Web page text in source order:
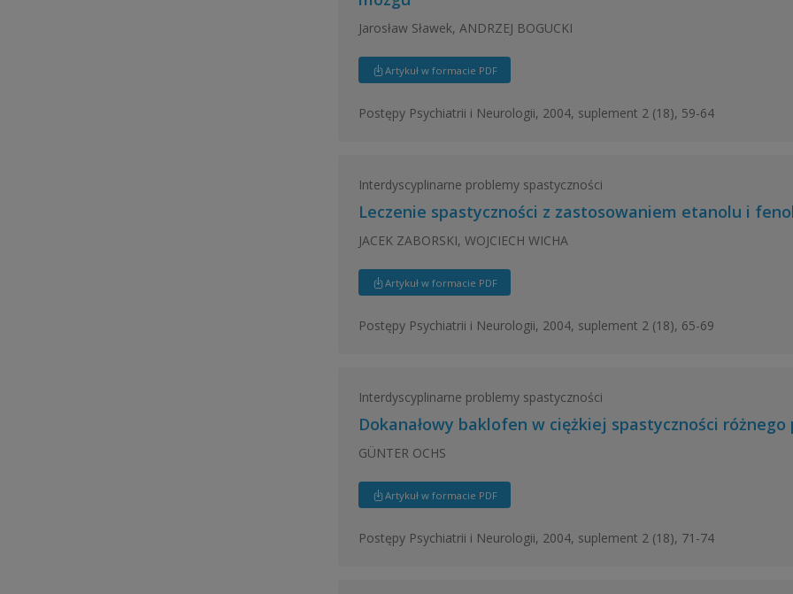
Jarosław Sławek, ANDRZEJ BOGUCKI
Artykuł w formacie PDF
Postępy Psychiatrii i Neurologii, 2004, suplement 2 (18), 59-64
Interdyscyplinarne problemy spastyczności
Leczenie spastyczności z zastosowaniem etanolu i
JACEK ZABORSKI, WOJCIECH WICHA
Artykuł w formacie PDF
Postępy Psychiatrii i Neurologii, 2004, suplement 2 (18), 65-69
Interdyscyplinarne problemy spastyczności
Dokanałowy baklofen w ciężkiej spastyczności różnego
GÜNTER OCHS
Artykuł w formacie PDF
Postępy Psychiatrii i Neurologii, 2004, suplement 2 (18), 71-74